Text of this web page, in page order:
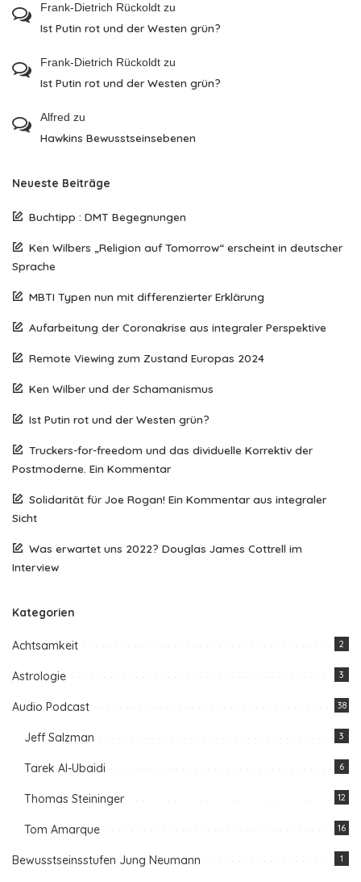
Frank-Dietrich Rückoldt zu
Ist Putin rot und der Westen grün?
Frank-Dietrich Rückoldt zu
Ist Putin rot und der Westen grün?
Alfred zu
Hawkins Bewusstseinsebenen
Neueste Beiträge
Buchtipp : DMT Begegnungen
Ken Wilbers „Religion auf Tomorrow“ erscheint in deutscher
Sprache
MBTI Typen nun mit differenzierter Erklärung
Aufarbeitung der Coronakrise aus integraler Perspektive
Remote Viewing zum Zustand Europas 2024
Ken Wilber und der Schamanismus
Ist Putin rot und der Westen grün?
Truckers-for-freedom und das dividuelle Korrektiv der
Postmoderne. Ein Kommentar
Solidarität für Joe Rogan! Ein Kommentar aus integraler
Sicht
Was erwartet uns 2022? Douglas James Cottrell im
Interview
Kategorien
Achtsamkeit 2
Astrologie 3
Audio Podcast 38
Jeff Salzman 3
Tarek Al-Ubaidi 6
Thomas Steininger 12
Tom Amarque 16
Bewusstseinsstufen Jung Neumann 1